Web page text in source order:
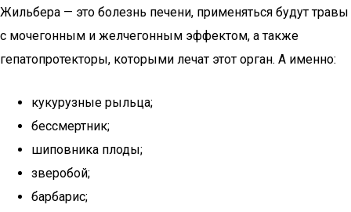
Жильбера — это болезнь печени, применяться будут травы
с мочегонным и желчегонным эффектом, а также
гепатопротекторы, которыми лечат этот орган. А именно:
кукурузные рыльца;
бессмертник;
шиповника плоды;
зверобой;
барбарис;